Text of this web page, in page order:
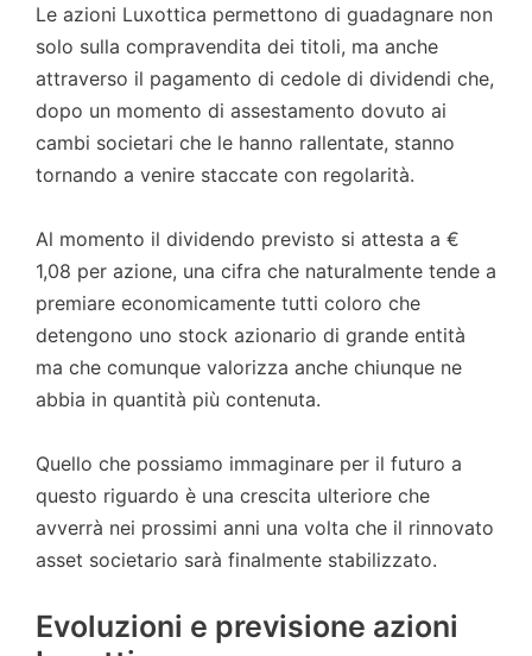
Le azioni Luxottica permettono di guadagnare non
solo sulla compravendita dei titoli, ma anche
attraverso il pagamento di cedole di dividendi che,
dopo un momento di assestamento dovuto ai
cambi societari che le hanno rallentate, stanno
tornando a venire staccate con regolarità.
Al momento il dividendo previsto si attesta a €
1,08 per azione, una cifra che naturalmente tende a
premiare economicamente tutti coloro che
detengono uno stock azionario di grande entità
ma che comunque valorizza anche chiunque ne
abbia in quantità più contenuta.
Quello che possiamo immaginare per il futuro a
questo riguardo è una crescita ulteriore che
avverrà nei prossimi anni una volta che il rinnovato
asset societario sarà finalmente stabilizzato.
Evoluzioni e previsione azioni